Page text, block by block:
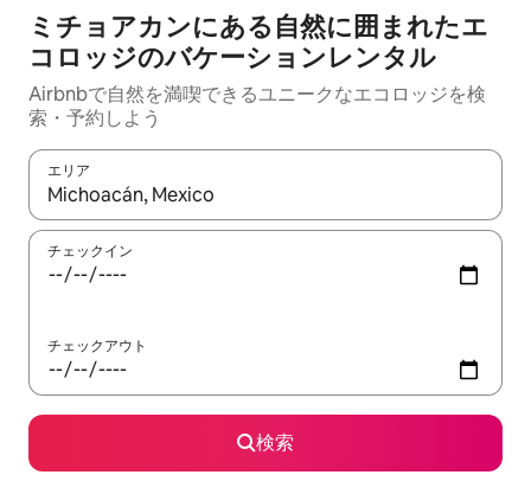
ミチョアカンにある自然に囲まれたエ
コロッジのバケーションレンタル
Airbnbで自然を満喫できるユニークなエコロッジを検
索・予約しよう
エリア
検索結果が表示されたら、上下の矢印キーを使って移動するか
チェックイン
チェックアウト
検索